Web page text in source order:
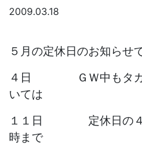
2009.03.18
５月の定休日のお知らせ
４日 ＧＷ中もタカミ
いては
１１日 定休日の４日
時まで